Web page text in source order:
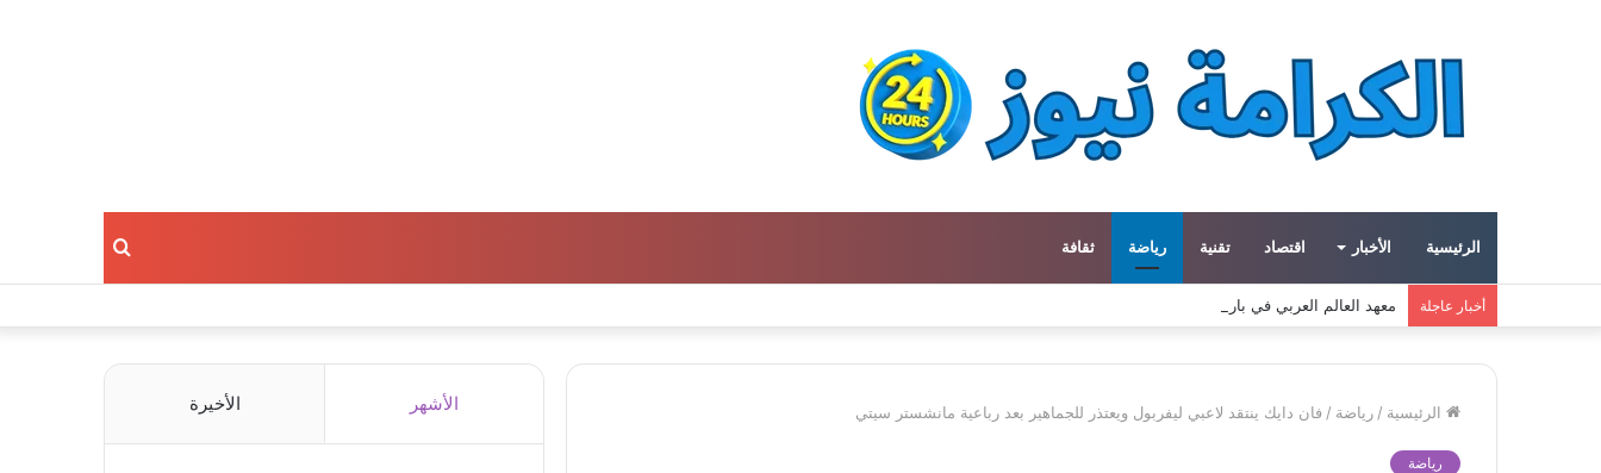
الرئيسية الأخبار اقتصاد تقنية رياضة ثقافة بحث
أخبار عاجلة معهد العالم العربي في باريس يطلق المجلد الثاني من كتالوج لترجمة الفكر العربي إلى الفرنسية
الرئيسية / رياضة / فان دايك ينتقد لاعبي ليفربول ويعتذر للجماهير بعد رباعية مانشستر سيتي
رياضة
الأشهر الأخيرة